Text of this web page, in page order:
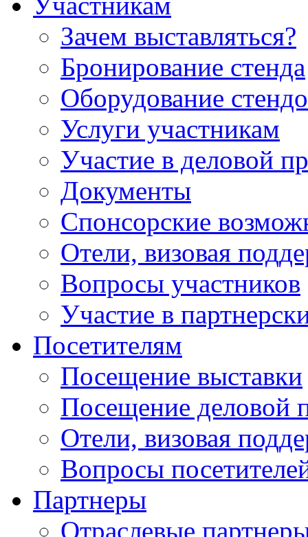
Зачем выставляться?
Бронирование стенда
Оборудование
Услуги участникам
Участие в деловой
Документы
Спонсорские
Отели, визовая
Вопросы участников
Участие в
Посетителям
Посещение выставки
Посещение деловой
Отели, визовая
Вопросы
Партнеры
Отраслевые